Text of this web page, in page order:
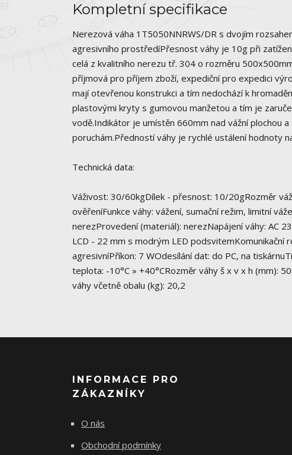
Kompletní specifikace
Nerezová váha 1T5050NNRWS/DR s dvojím
agresivního prostředíPřesnost váhy je 10g při
celá z kvalitního nerezu tř. 304 o rozměru
příjmová pro příjem zboží, expediční pro expedici
mají otevřenou konstrukci a tím nedochází k
plastovými kryty s gumovou manžetou a tím je
vodě.Indikátor je umístěn 660mm nad vážní plochou
poruchám.Předností váhy je rychlé ustálení hodnoty
Technická data:
Váživost: 30/60kgDílek - přesnost: 10/20gRozměr
ověřeníFunkce váhy: vážení, sumační režim, limitní
nerezProvedení (materiál): nerezNapájení váhy: AC
LCD - 22 mm s modrým LED podsvitemKomunikační
agresivníPříkon: 7 WOdesílání dat: do PC, na
teplota: -10°C » +40°CRozměr váhy š x v x h (mm):
váhy včetně obalu (kg): 20,2
INFORMACE PRO
ZÁKAZNÍKY
O nás
Obchodní podmínky